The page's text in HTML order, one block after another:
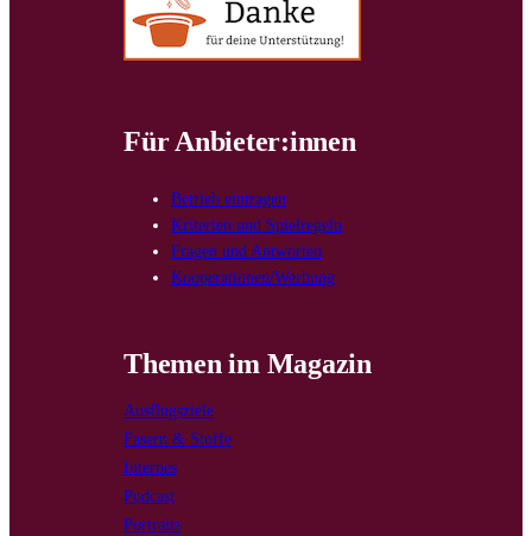
Für Anbieter:innen
Betrieb eintragen
Kriterien und Spielregeln
Fragen und Antworten
Kooperationen/Werbung
Themen im Magazin
Ausflugsziele
Fasern & Stoffe
Internes
Podcast
Portraits